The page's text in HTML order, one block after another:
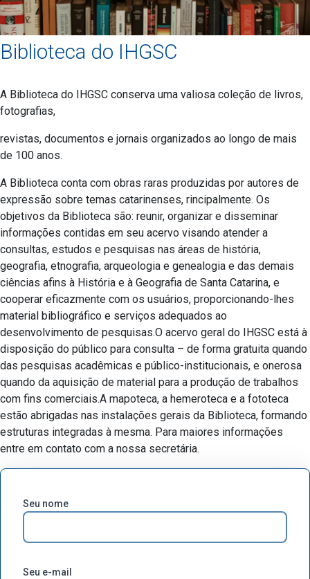
Biblioteca do IHGSC
A Biblioteca do IHGSC conserva uma valiosa coleção de livros,
fotografias,
revistas, documentos e jornais organizados ao longo de mais
de 100 anos.
A Biblioteca conta com obras raras produzidas por autores de
expressão sobre temas catarinenses, rincipalmente. Os
objetivos da Biblioteca são: reunir, organizar e disseminar
informações contidas em seu acervo visando atender a
consultas, estudos e pesquisas nas áreas de história,
geografia, etnografia, arqueologia e genealogia e das demais
ciências afins à História e à Geografia de Santa Catarina, e
cooperar eficazmente com os usuários, proporcionando-lhes
material bibliográfico e serviços adequados ao
desenvolvimento de pesquisas.O acervo geral do IHGSC está à
disposição do público para consulta – de forma gratuita quando
das pesquisas acadêmicas e público-institucionais, e onerosa
quando da aquisição de material para a produção de trabalhos
com fins comerciais.A mapoteca, a hemeroteca e a fototeca
estão abrigadas nas instalações gerais da Biblioteca, formando
estruturas integradas à mesma. Para maiores informações
entre em contato com a nossa secretária.
Seu nome
Seu e-mail